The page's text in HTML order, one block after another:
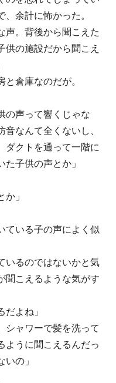
余計に怖かった。
。背後から聞こえた
供の施設だから聞こえ
倉庫なのだが。
の声って響くじゃな
なんて全くないし、
クトを通って一階に
子供の声とか」
か」
いる子の声によく似
いるのではないかと気
聞こえるような気がす
だよね」
シャワーで髪を洗って
ように聞こえるんだっ
の」